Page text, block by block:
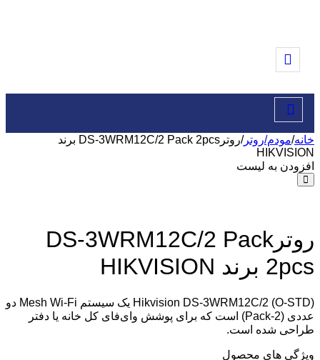
خانه/مودم/روتر/
روترDS-3WRM12C/2 Pack 2pcs برند
HIKVISION
افزودن به لیست
روترDS-3WRM12C/2 Pack
2pcs برند HIKVISION
Hikvision DS-3WRM12C/2 (O-STD) یک سیستم Mesh Wi-Fi دو
عددی (2-Pack) است که برای پوشش وای‌فای کل خانه یا دفتر
طراحی شده است.
ویژگی های محصول